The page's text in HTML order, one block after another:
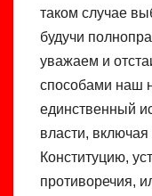
таком случае
будучи
уважаем и
способами наш
единственный
власти,
Конституцию,
противоречия,